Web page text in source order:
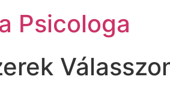
Psicologa